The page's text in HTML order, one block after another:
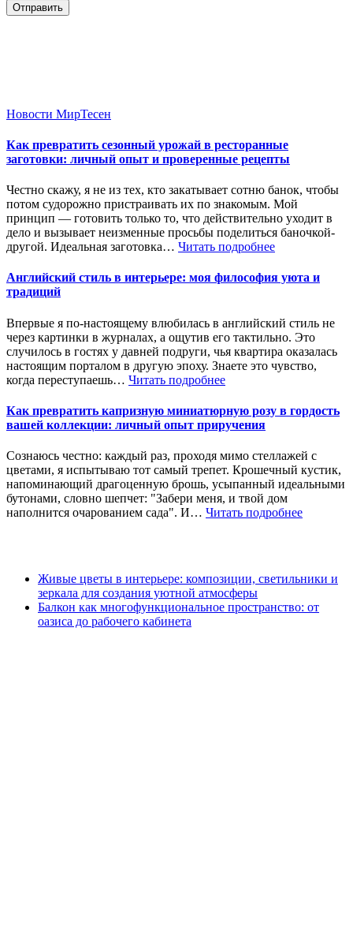
Отправить
Новости МирТесен
Как превратить сезонный урожай в ресторанные
заготовки: личный опыт и проверенные рецепты
Честно скажу, я не из тех, кто закатывает сотню банок, чтобы
потом судорожно пристраивать их по знакомым. Мой
принцип — готовить только то, что действительно уходит в
дело и вызывает неизменные просьбы поделиться баночкой-
другой. Идеальная заготовка… Читать подробнее
Английский стиль в интерьере: моя философия уюта и
традиций
Впервые я по-настоящему влюбилась в английский стиль не
через картинки в журналах, а ощутив его тактильно. Это
случилось в гостях у давней подруги, чья квартира оказалась
настоящим порталом в другую эпоху. Знаете это чувство,
когда переступаешь… Читать подробнее
Как превратить капризную миниатюрную розу в гордость
вашей коллекции: личный опыт приручения
Сознаюсь честно: каждый раз, проходя мимо стеллажей с
цветами, я испытываю тот самый трепет. Крошечный кустик,
напоминающий драгоценную брошь, усыпанный идеальными
бутонами, словно шепчет: "Забери меня, и твой дом
наполнится очарованием сада". И… Читать подробнее
Живые цветы в интерьере: композиции, светильники и
зеркала для создания уютной атмосферы
Балкон как многофункциональное пространство: от
оазиса до рабочего кабинета